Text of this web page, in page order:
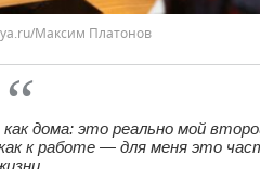
Максим Платонов
дома: это реально мой
к работе — для меня это